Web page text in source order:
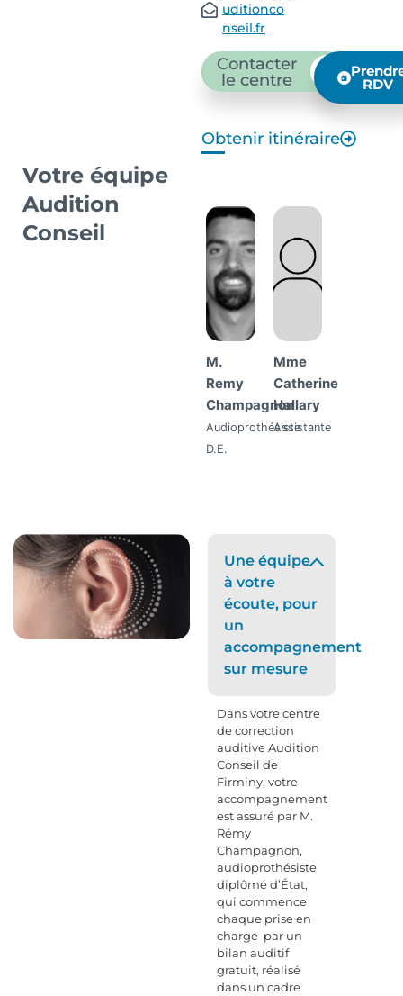
uditionco
nseil.fr
Contacter
le centre
RDV
Obtenir itinéraire
Votre équipe
Audition
Conseil
M.
Remy
Champagnon
Audioprothésiste
D.E.
Mme
Catherine
Hallary
Assistante
Une équipe
à votre
écoute, pour
un
accompagnement
sur mesure
Dans votre centre
de correction
auditive Audition
Conseil de
Firminy, votre
accompagnement
est assuré par M.
Rémy
Champagnon,
audioprothésiste
diplômé d’État,
qui commence
chaque prise en
charge par un
bilan auditif
gratuit, réalisé
dans un cadre